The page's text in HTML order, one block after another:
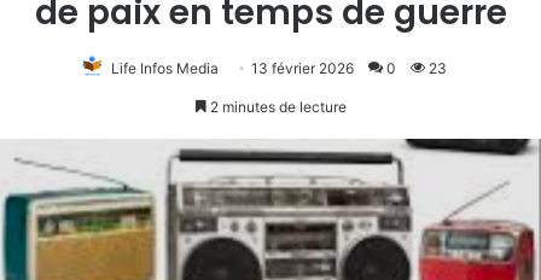
de paix en temps de guerre
Life Infos Media 13 février 2026 0 23
2 minutes de lecture